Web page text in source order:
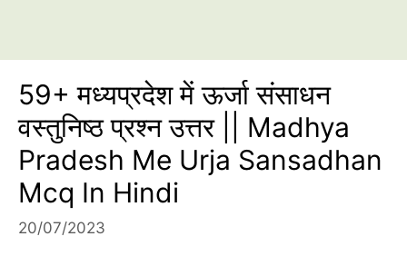
59+ मध्यप्रदेश में ऊर्जा संसाधन
वस्तुनिष्ठ प्रश्न उत्तर || Madhya
Pradesh Me Urja Sansadhan
Mcq In Hindi
20/07/2023